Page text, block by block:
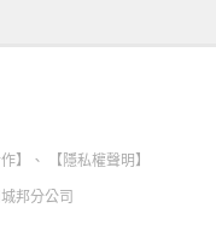
】 、
【隱私權聲明】
邦分公司